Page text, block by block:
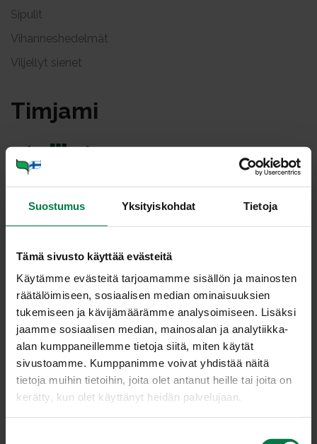
Suostumus Yksityiskohdat Tietoja
Tämä sivusto käyttää evästeitä
Käytämme evästeitä tarjoamamme sisällön ja mainosten
räätälöimiseen, sosiaalisen median ominaisuuksien
tukemiseen ja kävijämäärämme analysoimiseen. Lisäksi
jaamme sosiaalisen median, mainosalan ja analytiikka-
alan kumppaneillemme tietoja siitä, miten käytät
sivustoamme. Kumppanimme voivat yhdistää näitä
tietoja muihin tietoihin, joita olet antanut heille tai joita on
kerätty, kun olet käyttänyt heidän palvelujaan.
Sipulit
Vihanneshedelmät
Viljellyt sienet
Tim­ja­mi
TIM­JA­MI (Thy­mus vul­ga­ris)